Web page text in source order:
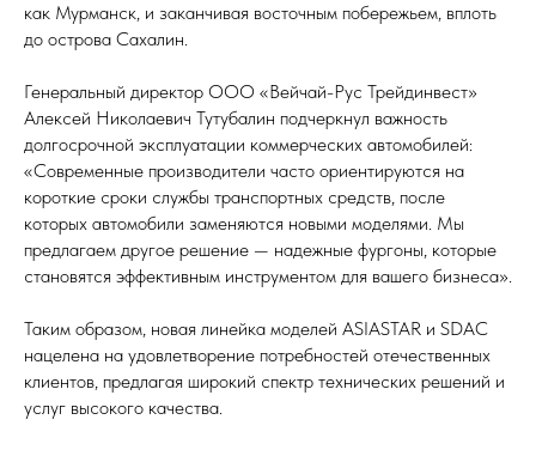
как Мурманск, и заканчивая восточным побережьем, вплоть
до острова Сахалин.
Генеральный директор ООО «Вейчай-Рус Трейдинвест»
Алексей Николаевич Тутубалин подчеркнул важность
долгосрочной эксплуатации коммерческих автомобилей:
«Современные производители часто ориентируются на
короткие сроки службы транспортных средств, после
которых автомобили заменяются новыми моделями. Мы
предлагаем другое решение — надежные фургоны, которые
становятся эффективным инструментом для вашего бизнеса».
Таким образом, новая линейка моделей ASIASTAR и SDAC
нацелена на удовлетворение потребностей отечественных
клиентов, предлагая широкий спектр технических решений и
услуг высокого качества.